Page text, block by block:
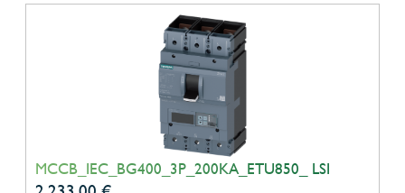
MCCB_IEC_BG400_3P_200KA_ETU850_ LSI